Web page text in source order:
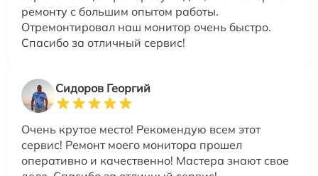
ремонту с большим опытом работы.
Отремонтировал наш монитор очень быстро.
Спасибо за отличный сервис!
Сидоров Георгий
Очень крутое место! Рекомендую всем этот
сервис! Ремонт моего монитора прошел
оперативно и качественно! Мастера знают свое